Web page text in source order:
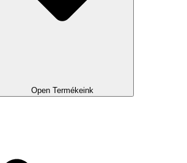
Open Termékeink